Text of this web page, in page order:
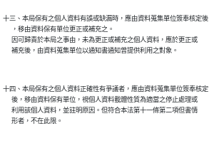
十三、本局保有之個人資料有誤或缺漏時，應由資料蒐集單位簽奉核定後
      ，移由資料保有單位更正或補充之。
      因可歸責於本局之事由，未為更正或補充之個人資料，應於更正或
十四、本局保有之個人資料正確性有爭議者，應由資料蒐集單位簽奉核定
      後，移由資料保有單位，視個人資料載體性質為適當之停止處理或
      利用該個人資料，並註明原因。但符合本法第十一條第二項但書情